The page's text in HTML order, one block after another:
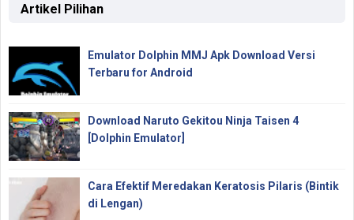
Artikel Pilihan
Emulator Dolphin MMJ Apk Download Versi
Terbaru for Android
Download Naruto Gekitou Ninja Taisen 4
[Dolphin Emulator]
Cara Efektif Meredakan Keratosis Pilaris (Bintik
di Lengan)